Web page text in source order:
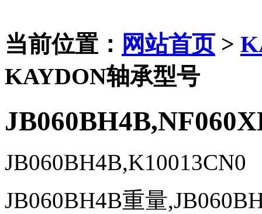
当前位置： 网站首页>
KAYDON轴承型号
JB060BH4B,K10013CN0
JB060BH4B重量